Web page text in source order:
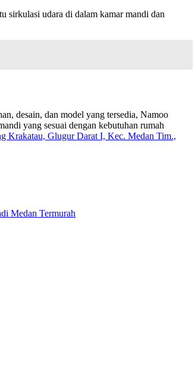
sirkulasi udara di dalam kamar mandi dan
desain, dan model yang tersedia, Namoo
yang sesuai dengan kebutuhan rumah
Krakatau, Glugur Darat I, Kec. Medan Tim.,
Medan Termurah